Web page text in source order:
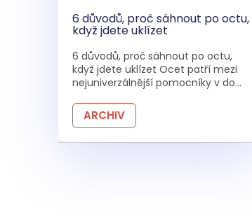
6 důvodů, proč sáhnout po octu,
když jdete uklízet
6 důvodů, proč sáhnout po octu,
když jdete uklízet Ocet patří mezi
nejuniverzálnější pomocníky v do...
ARCHIV